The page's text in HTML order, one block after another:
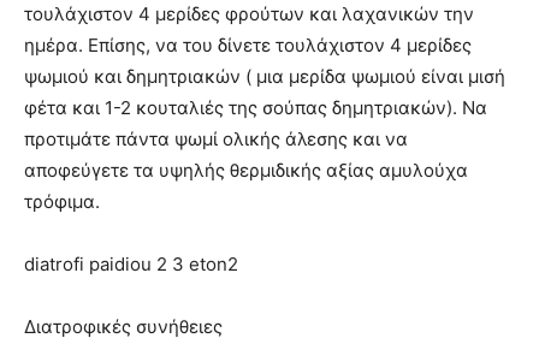
τουλάχιστον 4 μερίδες φρούτων και λαχανικών την
ημέρα. Επίσης, να του δίνετε τουλάχιστον 4 μερίδες
ψωμιού και δημητριακών ( μια μερίδα ψωμιού είναι μισή
φέτα και 1-2 κουταλιές της σούπας δημητριακών). Να
προτιμάτε πάντα ψωμί ολικής άλεσης και να
αποφεύγετε τα υψηλής θερμιδικής αξίας αμυλούχα
τρόφιμα.
diatrofi paidiou 2 3 eton2
Διατροφικές συνήθειες